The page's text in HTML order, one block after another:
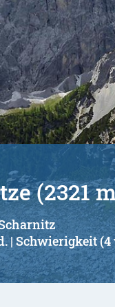
(2321
| Schwierigkeit